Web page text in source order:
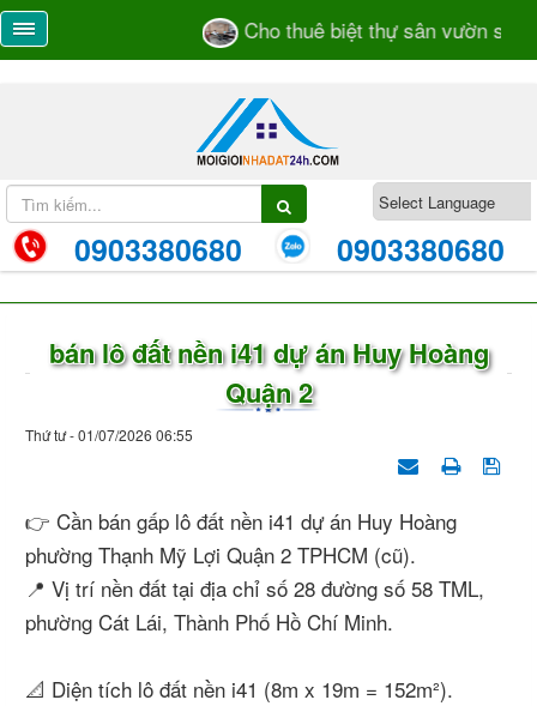
Cho thuê biệt thự sân vườn số 55/
0903380680 0903380680
bán lô đất nền i41 dự án Huy Hoàng
Quận 2
Thứ tư - 01/07/2026 06:55
👉 Cần bán gấp lô đất nền i41 dự án Huy Hoàng
phường Thạnh Mỹ Lợi Quận 2 TPHCM (cũ).
📍 Vị trí nền đất tại địa chỉ số 28 đường số 58 TML,
phường Cát Lái, Thành Phố Hồ Chí Minh.
📐 Diện tích lô đất nền i41 (8m x 19m = 152m²).